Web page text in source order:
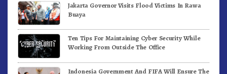
Jakarta Governor Visits Flood Victims In Rawa
Buaya
Ten Tips For Maintaining Cyber Security While
Working From Outside The Office
Indonesia Government And FIFA Will Ensure The